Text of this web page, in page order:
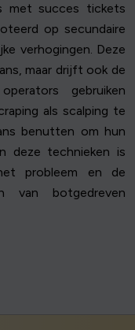
met succes tickets
op secundaire
verhogingen. Deze
maar drijft ook de
gebruiken
als scalping te
benutten om hun
deze technieken is
probleem en de
van botgedreven